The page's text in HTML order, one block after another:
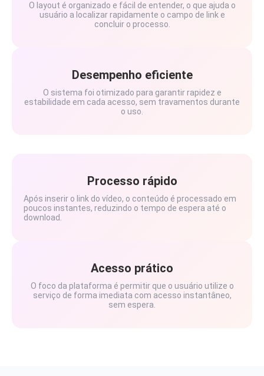
O layout é organizado e fácil de entender, o que ajuda o
usuário a localizar rapidamente o campo de link e
concluir o processo.
Desempenho eficiente
O sistema foi otimizado para garantir rapidez e
estabilidade em cada acesso, sem travamentos durante
o uso.
Processo rápido
Após inserir o link do vídeo, o conteúdo é processado em
poucos instantes, reduzindo o tempo de espera até o
download.
Acesso prático
O foco da plataforma é permitir que o usuário utilize o
serviço de forma imediata com acesso instantâneo,
sem espera.